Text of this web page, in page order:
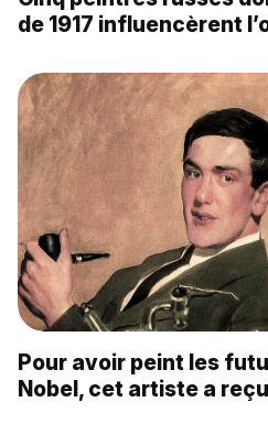
de 1917 influencèrent
Pour avoir peint les
Nobel, cet artiste a